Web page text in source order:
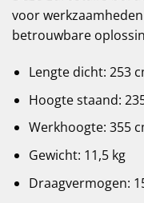
voor
betrouwbare
Lengte dicht: 253
Hoogte staand:
Werkhoogte: 355
Gewicht: 11,5 kg
Draagvermogen: